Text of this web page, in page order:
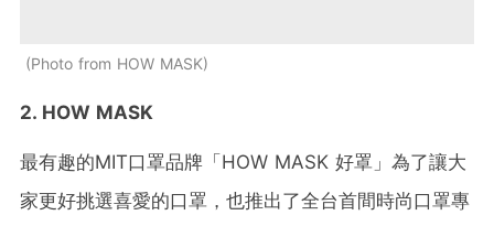
Photo from HOW MASK
2. HOW MASK
最有趣的MIT口罩品牌「HOW MASK 好罩」為了讓大
家更好挑選喜愛的口罩，也推出了全台首間時尚口罩專